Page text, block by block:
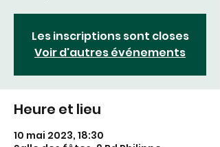
Les inscriptions sont closes
Voir d'autres événements
Heure et lieu
10 mai 2023, 18:30